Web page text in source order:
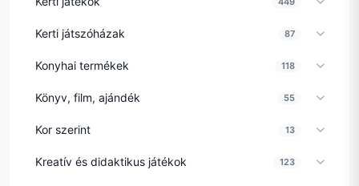
Kerti játszóházak 87
Konyhai termékek 118
Könyv, film, ajándék 55
Kor szerint 13
Kreatív és didaktikus játékok 123